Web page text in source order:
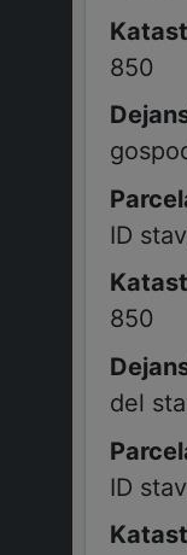
850
ID
850
del
ID